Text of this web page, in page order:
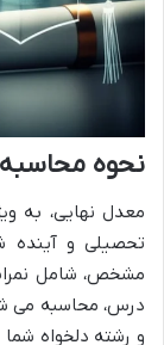
نحوه
معدل نهایی، به
تحصیلی و آینده
مشخص، شامل
درس، محاسبه می
و رشته دلخواه